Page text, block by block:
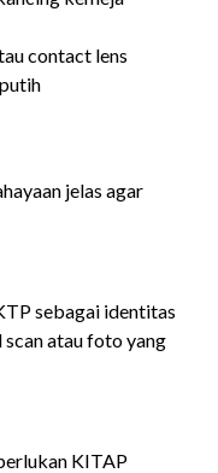
contact lens
jelas agar
sebagai identitas
atau foto yang
KITAP